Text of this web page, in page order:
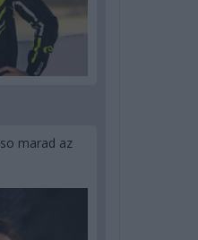
marad az